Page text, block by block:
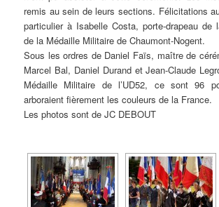
remis au sein de leurs sections. Félicitations
particulier à Isabelle Costa, porte-drapeau de
de la Médaille Militaire de Chaumont-Nogent.
Sous les ordres de Daniel Faïs, maître de
Marcel Bal, Daniel Durand et Jean-Claude
Médaille Militaire de l’UD52, ce sont 96
arboraient fièrement les couleurs de la France.
Les photos sont de JC DEBOUT